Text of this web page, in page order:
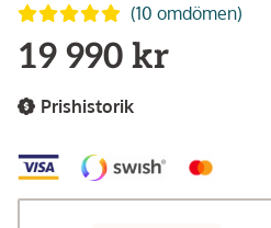
(10 omdömen)
19 990 kr
Prishistorik